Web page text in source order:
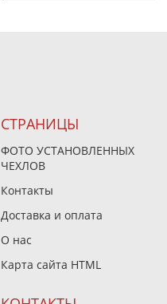
СТРАНИЦЫ
ФОТО УСТАНОВЛЕННЫХ
ЧЕХЛОВ
Контакты
Доставка и оплата
О нас
Карта сайта HTML